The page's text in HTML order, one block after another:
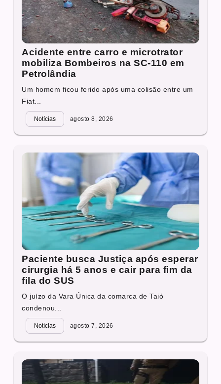
Acidente entre carro e microtrator
mobiliza Bombeiros na SC-110 em
Petrolândia
Um homem ficou ferido após uma colisão entre um
Fiat...
Notícias agosto 8, 2026
Paciente busca Justiça após esperar
cirurgia há 5 anos e cair para fim da
fila do SUS
O juízo da Vara Única da comarca de Taió
condenou...
Notícias agosto 7, 2026